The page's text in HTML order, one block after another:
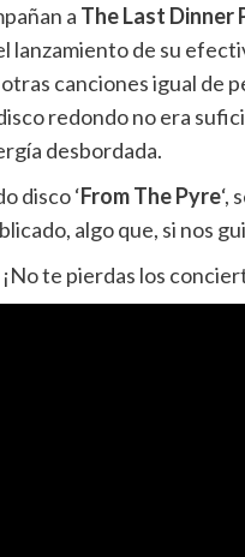
a The Last Dinner
lanzamiento de su
canciones igual de
disco redondo no era
desbordada.
disco ‘From The Pyre‘,
algo que, si nos
¡No te pierdas los